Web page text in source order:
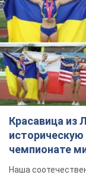
Красавица из
чемпионате
Видео
Наша